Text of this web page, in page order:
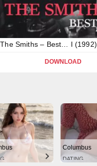
The Smiths – Best… I (1992)
DOWNLOAD
Columbus
DATING